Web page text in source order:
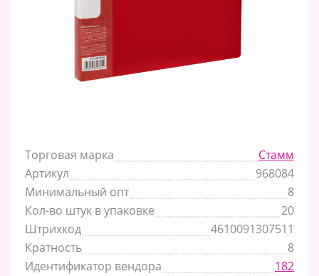
Торговая марка
Стамм
Артикул
968084
Минимальный опт
8
Кол-во штук в упаковке
20
Штрихкод
4610091307511
Кратность
8
Идентификатор вендора
182